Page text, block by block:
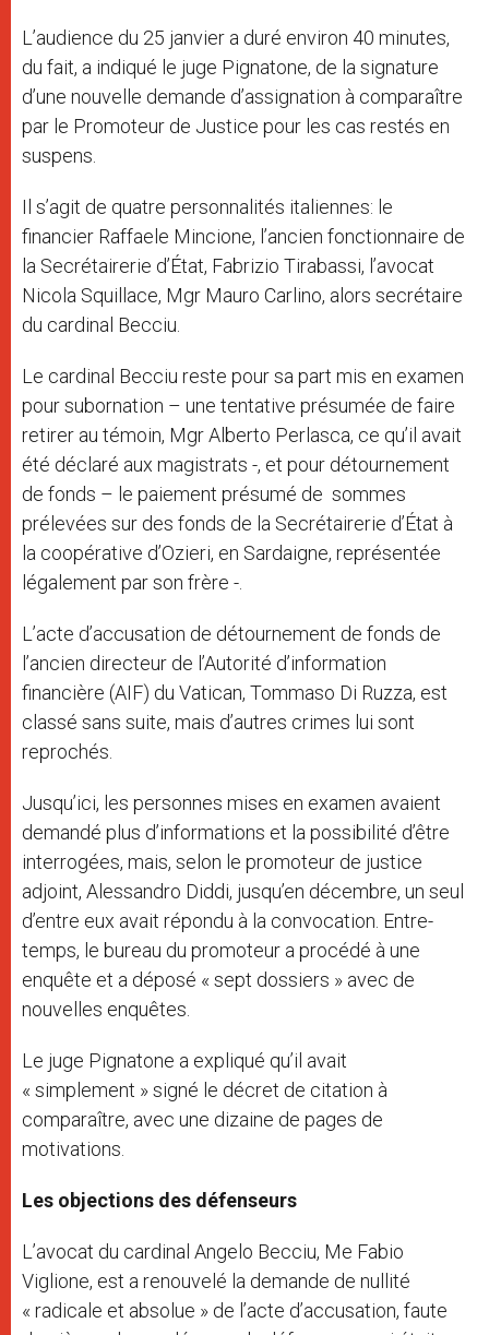
L’audience du 25 janvier a duré environ 40 minutes,
du fait, a indiqué le juge Pignatone, de la signature
d’une nouvelle demande d’assignation à comparaître
par le Promoteur de Justice pour les cas restés en
suspens.
Il s’agit de quatre personnalités italiennes: le
financier Raffaele Mincione, l’ancien fonctionnaire de
la Secrétairerie d’État, Fabrizio Tirabassi, l’avocat
Nicola Squillace, Mgr Mauro Carlino, alors secrétaire
du cardinal Becciu.
Le cardinal Becciu reste pour sa part mis en examen
pour subornation – une tentative présumée de faire
retirer au témoin, Mgr Alberto Perlasca, ce qu’il avait
été déclaré aux magistrats -, et pour détournement
de fonds – le paiement présumé de sommes
prélevées sur des fonds de la Secrétairerie d’État à
la coopérative d’Ozieri, en Sardaigne, représentée
légalement par son frère -.
L’acte d’accusation de détournement de fonds de
l’ancien directeur de l’Autorité d’information
financière (AIF) du Vatican, Tommaso Di Ruzza, est
classé sans suite, mais d’autres crimes lui sont
reprochés.
Jusqu’ici, les personnes mises en examen avaient
demandé plus d’informations et la possibilité d’être
interrogées, mais, selon le promoteur de justice
adjoint, Alessandro Diddi, jusqu’en décembre, un seul
d’entre eux avait répondu à la convocation. Entre-
temps, le bureau du promoteur a procédé à une
enquête et a déposé « sept dossiers » avec de
nouvelles enquêtes.
Le juge Pignatone a expliqué qu’il avait
« simplement » signé le décret de citation à
comparaître, avec une dizaine de pages de
motivations.
Les objections des défenseurs
L’avocat du cardinal Angelo Becciu, Me Fabio
Viglione, est a renouvelé la demande de nullité
« radicale et absolue » de l’acte d’accusation, faute